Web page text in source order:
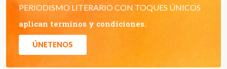
PERIODISMO LITERARIO CON TOQUES ÚNICOS
aplican terminos y condiciones.
ÚNETENOS